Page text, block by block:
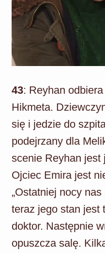
43: Reyhan
Hikmeta.
się i jedzie do
podejrzany dla
scenie Reyhan jest
Ojciec Emira jest
„Ostatniej nocy nas
teraz jego stan jest
doktor. Następnie
opuszcza salę.